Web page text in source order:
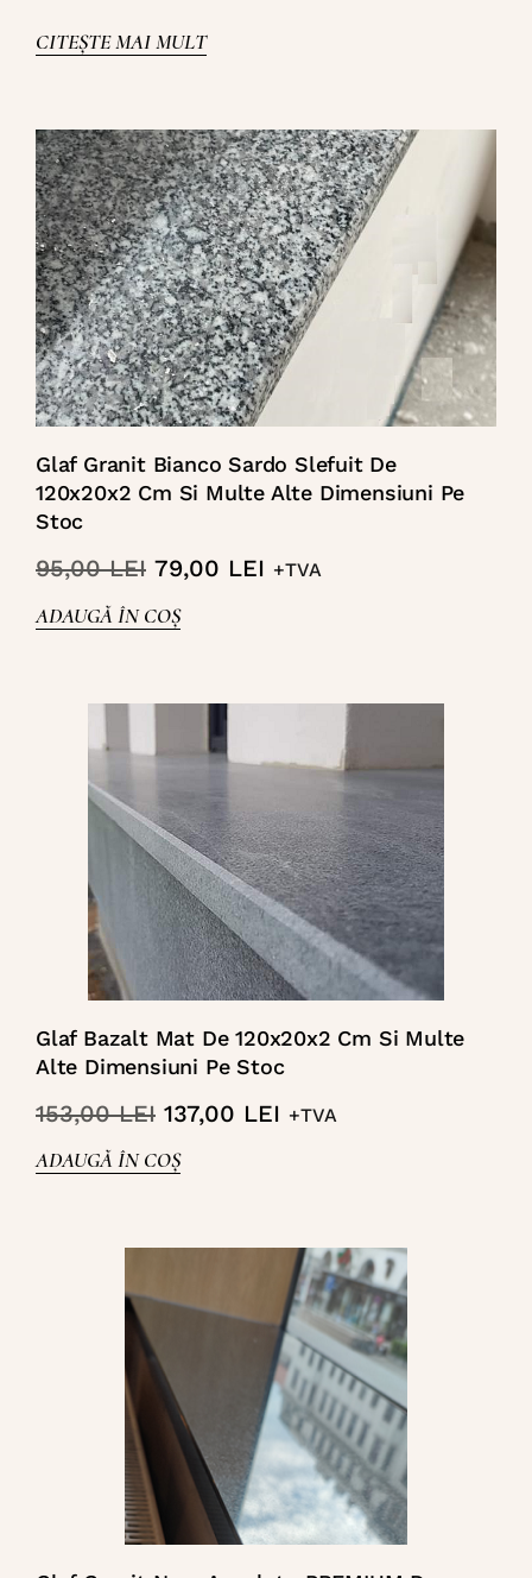
CITEȘTE MAI MULT
Glaf Granit Bianco Sardo Slefuit De
120x20x2 Cm Si Multe Alte Dimensiuni Pe
Stoc
95,00LEI 79,00 LEI +TVA
ADAUGĂ ÎN COȘ
Glaf Bazalt Mat De 120x20x2 Cm Si Multe
Alte Dimensiuni Pe Stoc
153,00LEI 137,00 LEI +TVA
ADAUGĂ ÎN COȘ